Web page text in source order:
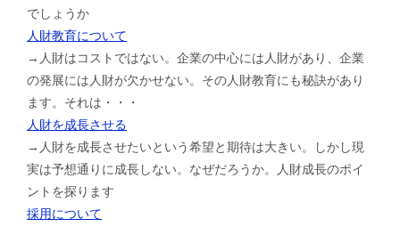
でしょうか
人財教育について
→人財はコストではない。企業の中心には人財があり、企業
の発展には人財が欠かせない。その人財教育にも秘訣があり
ます。それは・・・
人財を成長させる
→人財を成長させたいという希望と期待は大きい。しかし現
実は予想通りに成長しない。なぜだろうか。人財成長のポイ
ントを探ります
採用について